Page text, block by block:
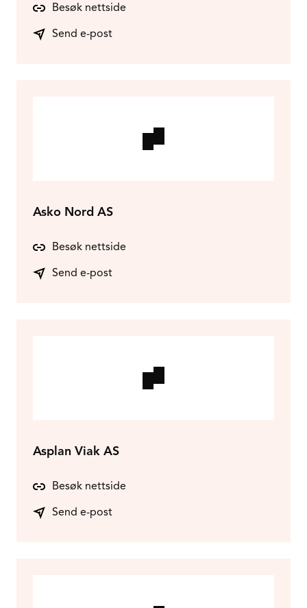
Besøk nettside
Send e-post
Asko Nord AS
Besøk nettside
Send e-post
Asplan Viak AS
Besøk nettside
Send e-post